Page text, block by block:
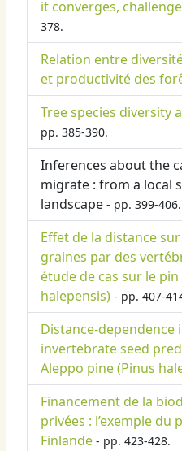
it converges,
378.
Relation entre
et productivité des
Tree species diversity
pp. 385-390.
Inferences about the
migrate : from a local
landscape - pp. 399-406.
Effet de la distance
graines par des
étude de cas sur le pin
halepensis) - pp. 407-
Distance-dependence
invertebrate seed
Aleppo pine (Pinus
Financement de la
privées : l’exemple du
Finlande - pp. 423-428.